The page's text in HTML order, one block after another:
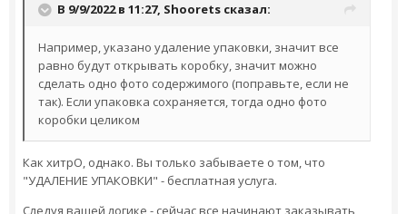
В 9/9/2022 в 11:27, Shoorets сказал:
Например, указано удаление упаковки, значит все
равно будут открывать коробку, значит можно
сделать одно фото содержимого (поправьте, если не
так). Если упаковка сохраняется, тогда одно фото
коробки целиком
Как хитрО, однако. Вы только забываете о том, что
"УДАЛЕНИЕ УПАКОВКИ" - бесплатная услуга.
Следуя вашей логике - сейчас все начинают заказывать